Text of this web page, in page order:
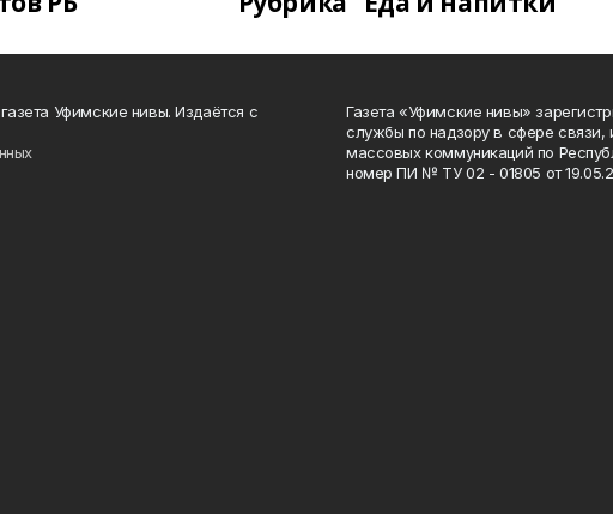
Уфимские нивы. Издаётся с
Газета «Уфимские нивы»
службы по надзору в сфере связи,
массовых коммуникаций по
номер ПИ № ТУ 02 - 01805 от